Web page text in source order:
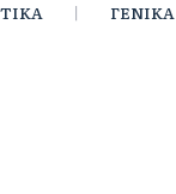
ΓΕΝΙΚΑ